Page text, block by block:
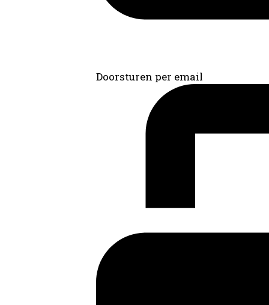
Doorsturen per email